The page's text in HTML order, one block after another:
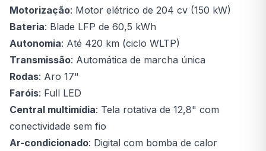
Motorização: Motor elétrico de 204 cv (150 kW)
Bateria: Blade LFP de 60,5 kWh
Autonomia: Até 420 km (ciclo WLTP)
Transmissão: Automática de marcha única
Rodas: Aro 17"
Faróis: Full LED
Central multimídia: Tela rotativa de 12,8" com
conectividade sem fio
Ar-condicionado: Digital com bomba de calor